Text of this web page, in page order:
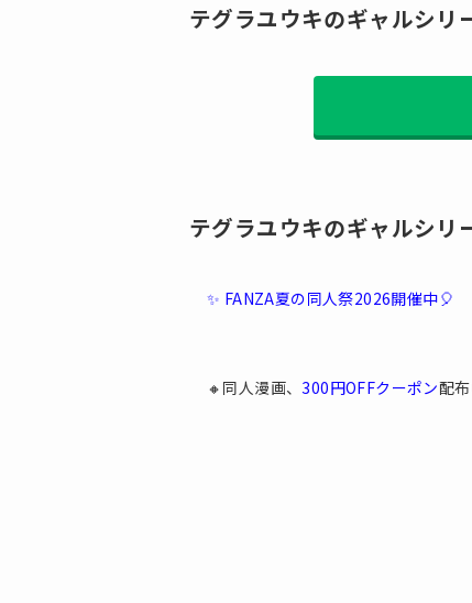
テグラユウキのギャルシ
テグラユウキのギャルシリ
✨ FANZA夏の同人祭2026開催中🎈
🔸同人漫画、300円OFFクーポン配布